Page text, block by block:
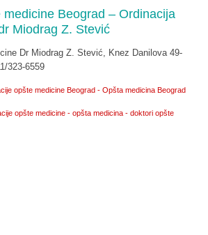
Beograd – Ordinacija
Miodrag Z. Stević
Dr Miodrag Z. Stević, Knez Danilova 49-
323-6559
opšte medicine Beograd - Opšta medicina Beograd
opšte medicine - opšta medicina - doktori opšte